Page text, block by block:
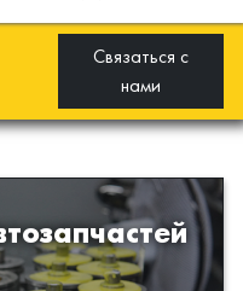
Связаться с
нами
деталей
для подвески
автомобиля